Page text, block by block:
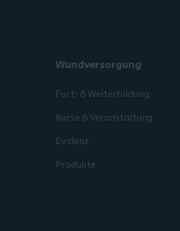
Wundversorgung
Fort- & Weiterbildung
Kurse & Veranstaltung
Evidenz
Produkte